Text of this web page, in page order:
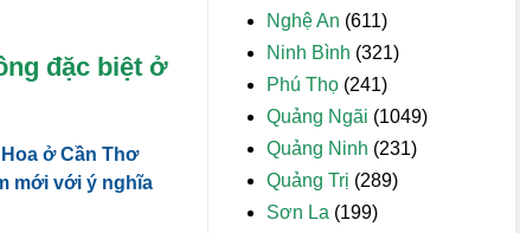
đặc biệt ở
ở Cần Thơ
mới với ý nghĩa
Nghệ An (611)
Ninh Bình (321)
Phú Thọ (241)
Quảng Ngãi (1049)
Quảng Ninh (231)
Quảng Trị (289)
Sơn La (199)